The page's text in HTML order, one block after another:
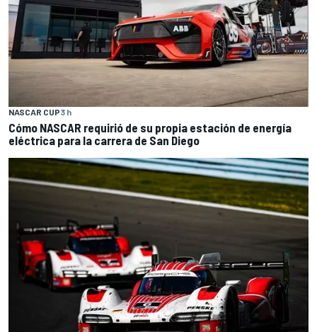
NASCAR CUP3 h
Cómo NASCAR requirió de su propia estación de energía
eléctrica para la carrera de San Diego